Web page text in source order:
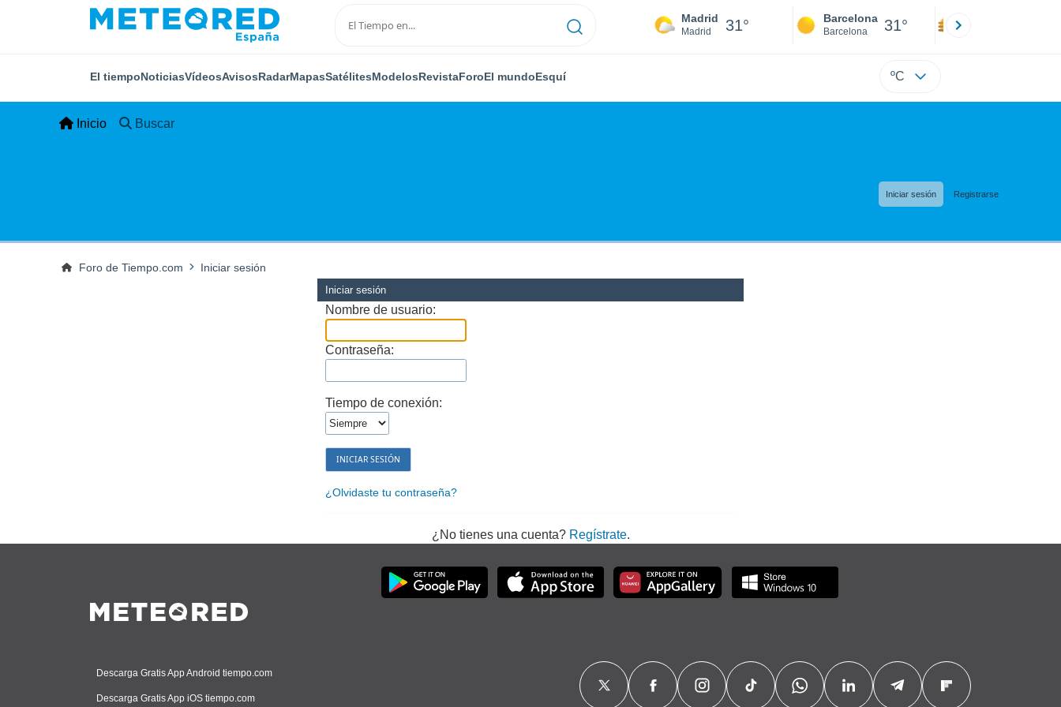
Madrid
Madrid 31° Barcelona
Barcelona 31°
El tiempoNoticiasVídeosAvisosRadarMapasSatélitesModelosRevistaForoEl mundoEsquí ºC
Inicio Buscar
Iniciar sesión Registrarse
Foro de Tiempo.com Iniciar sesión
Iniciar sesión
Nombre de usuario:
Contraseña:
Tiempo de conexión:
¿Olvidaste tu contraseña?
¿No tienes una cuenta? Regístrate.
Descarga Gratis App Android tiempo.com
Descarga Gratis App iOS tiempo.com